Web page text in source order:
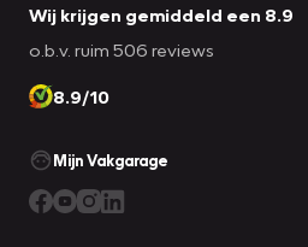
Wij krijgen gemiddeld een 8.9
o.b.v. ruim 506 reviews
8.9/10
Mijn Vakgarage